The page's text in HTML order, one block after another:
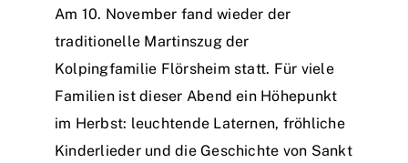
Einsätze
Am 10. November fand wieder der
traditionelle Martinszug der
Kolpingfamilie Flörsheim statt. Für viele
Familien ist dieser Abend ein Höhepunkt
im Herbst: leuchtende Laternen, fröhliche
Kinderlieder und die Geschichte von Sankt